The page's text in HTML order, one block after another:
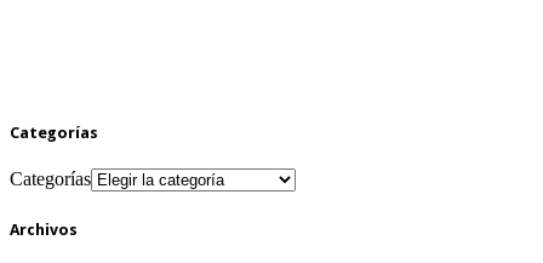
Categorías
Categorías
Archivos